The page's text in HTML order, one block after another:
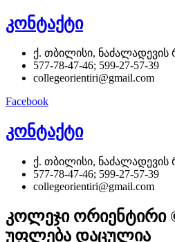
კონტაქტი
ქ. თბილისი, ნაძალადევის
577-78-47-46; 599-27-57-39
collegeorientiri@gmail.com
Facebook
კონტაქტი
ქ. თბილისი, ნაძალადევის
577-78-47-46; 599-27-57-39
collegeorientiri@gmail.com
კოლეჯი ორიენტირი
უფლება დაცულია